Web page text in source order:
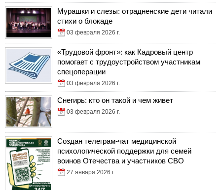
Мурашки и слезы: отрадненские дети читали
стихи о блокаде
03 февраля 2026 г.
«Трудовой фронт»: как Кадровый центр
помогает с трудоустройством участникам
спецоперации
03 февраля 2026 г.
Снегирь: кто он такой и чем живет
03 февраля 2026 г.
Создан телеграм-чат медицинской
психологической поддержки для семей
воинов Отечества и участников СВО
27 января 2026 г.